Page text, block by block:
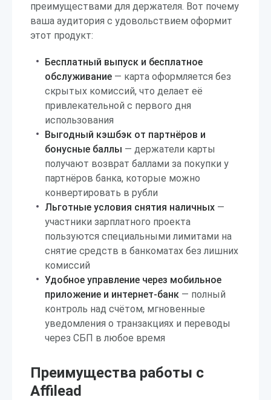
преимуществами для держателя. Вот почему
ваша аудитория с удовольствием оформит
этот продукт:
Бесплатный выпуск и бесплатное
обслуживание — карта оформляется без
скрытых комиссий, что делает её
привлекательной с первого дня
использования
Выгодный кэшбэк от партнёров и
бонусные баллы — держатели карты
получают возврат баллами за покупки у
партнёров банка, которые можно
конвертировать в рубли
Льготные условия снятия наличных —
участники зарплатного проекта
пользуются специальными лимитами на
снятие средств в банкоматах без лишних
комиссий
Удобное управление через мобильное
приложение и интернет-банк — полный
контроль над счётом, мгновенные
уведомления о транзакциях и переводы
через СБП в любое время
Преимущества работы с
Affilead